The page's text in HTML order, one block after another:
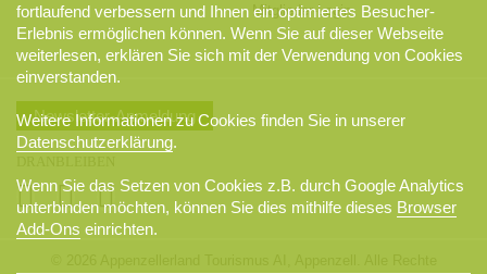
Mitglieder-Login
Newsletter-Anmeldung
fortlaufend verbessern und Ihnen ein optimiertes Besucher-
Erlebnis ermöglichen können. Wenn Sie auf dieser Webseite
weiterlesen, erklären Sie sich mit der Verwendung von Cookies
einverstanden.
Weitere Informationen zu Cookies finden Sie in unserer
Datenschutzerklärung.
Wenn Sie das Setzen von Cookies z.B. durch Google Analytics
unterbinden möchten, können Sie dies mithilfe dieses Browser
Add-Ons einrichten.